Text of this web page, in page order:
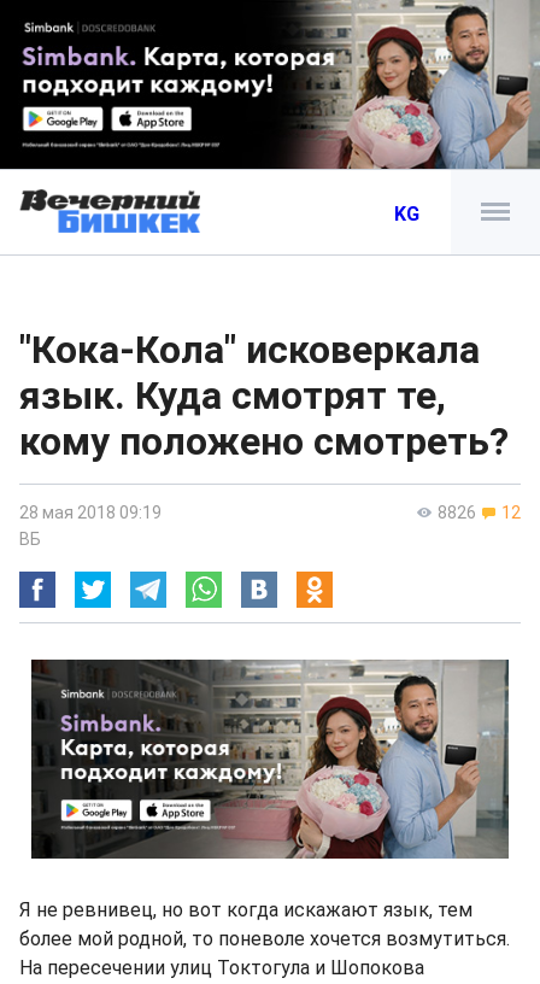
KG
"Кока-Кола" исковеркала
язык. Куда смотрят те,
кому положено смотреть?
8826 12
28 мая 2018 09:19
ВБ
Я не ревнивец, но вот когда искажают язык, тем
более мой родной, то поневоле хочется возмутиться.
На пересечении улиц Токтогула и Шопокова